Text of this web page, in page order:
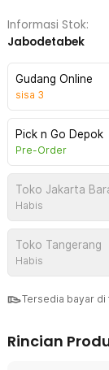
Informasi Stok:
Jabodetabek
Gudang Online
sisa 3
Pick n Go Depok
Pre-Order
Toko Jakarta
Habis
Toko Tangerang
Habis
Tersedia bayar di
Rincian